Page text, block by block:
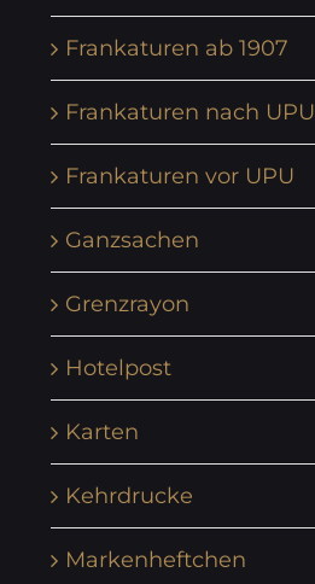
Frankaturen ab 1907
Frankaturen nach UPU
Frankaturen vor UPU
Ganzsachen
Grenzrayon
Hotelpost
Karten
Kehrdrucke
Markenheftchen